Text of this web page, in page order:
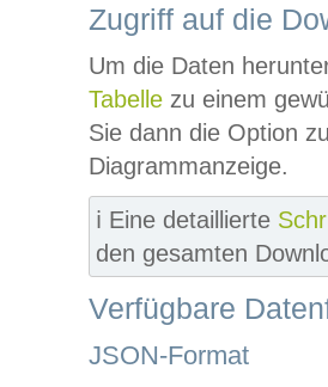
Zugriff auf die
Um die Daten
Tabelle zu einem
Sie dann die Option
Diagrammanzeige.
ℹ️ Eine detaillierte
den gesamten
Verfügbare
JSON-Format